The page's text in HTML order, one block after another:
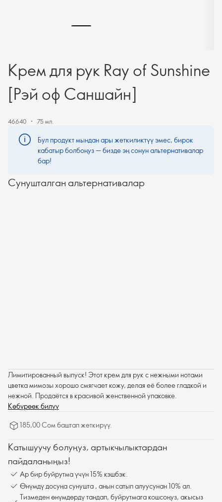
Крем для рук Ray of Sunshine
[Рэй оф Саншайн]
46640 75 мл.
Бул продукт мындан ары жеткиликтүү эмес, бирок
кабатыр болбоңуз — бизде эң сонун альтернативалар
бар!
Сунушталган альтернативалар
Лимитированный выпуск! Этот крем для рук с нежными нотами
цветка мимозы хорошо смягчает кожу, делая её более гладкой и
нежной. Продаётся в красивой женственной упаковке.
Көбүрөөк билүү
185,00 Сом баштап жеткирүү.
Катышуучу болуңуз, артыкчылыктардан
пайдаланыңыз!
Ар бир буйрутма үчүн 15% кэшбэк.
Өнүмдү досуңа сунушта , анын сатып алуусунан 10% ал.
Тизмеден өнүмдөрдү тандап, буйрутмага кошсоңуз, акысыз